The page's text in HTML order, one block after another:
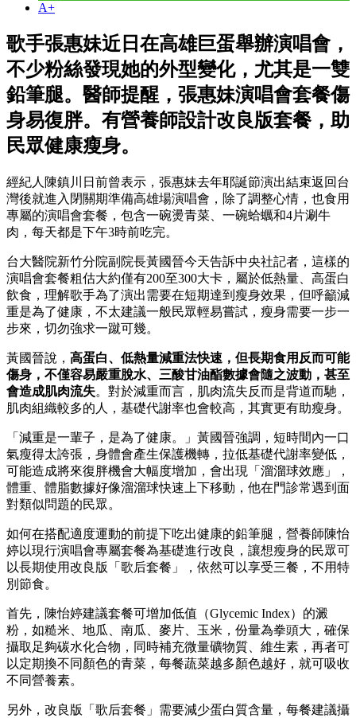
A+
歌手張惠妹近日在高雄巨蛋舉辦演唱會，
不少粉絲發現她的外型變化，尤其是一雙
鉛筆腿。醫師提醒，張惠妹演唱會套餐傷
身易復胖。有營養師設計改良版套餐，助
民眾健康瘦身。
經紀人陳鎮川日前曾表示，張惠妹去年耶誕節演出結束返回台
灣後就進入閉關期準備高雄場演唱會，除了調整心情，也食用
專屬的演唱會套餐，包含一碗燙青菜、一碗蛤蠣和4片涮牛
肉，每天都是下午3時前吃完。
台大醫院新竹分院副院長黃國晉今天告訴中央社記者，這樣的
演唱會套餐粗估大約僅有200至300大卡，屬於低熱量、高蛋白
飲食，理解歌手為了演出需要在短期達到瘦身效果，但呼籲減
重是為了健康，不太建議一般民眾輕易嘗試，瘦身需要一步一
步來，切勿強求一蹴可幾。
黃國晉說， 高蛋白、低熱量減重法快速，但長期食用反而可能
傷身，不僅容易嚴重脫水、三酸甘油酯數據會隨之波動，甚至
會造成肌肉流失。對於減重而言，肌肉流失反而是背道而馳，
肌肉組織較多的人，基礎代謝率也會較高，其實更有助瘦身。
「減重是一輩子，是為了健康。」黃國晉強調，短時間內一口
氣瘦得太誇張，身體會產生保護機轉，拉低基礎代謝率變低，
可能造成將來復胖機會大幅度增加，會出現「溜溜球效應」，
體重、體脂數據好像溜溜球快速上下移動，他在門診常遇到面
對類似問題的民眾。
如何在搭配適度運動的前提下吃出健康的鉛筆腿，營養師陳怡
婷以現行演唱會專屬套餐為基礎進行改良，讓想瘦身的民眾可
以長期使用改良版「歌后套餐」，依然可以享受三餐，不用特
別節食。
首先，陳怡婷建議套餐可增加低值（Glycemic Index）的澱
粉，如糙米、地瓜、南瓜、麥片、玉米，份量為拳頭大，確保
攝取足夠碳水化合物，同時補充微量礦物質、維生素，再者可
以定期換不同顏色的青菜，每餐蔬菜越多顏色越好，就可吸收
不同營養素。
另外，改良版「歌后套餐」需要減少蛋白質含量，每餐建議攝